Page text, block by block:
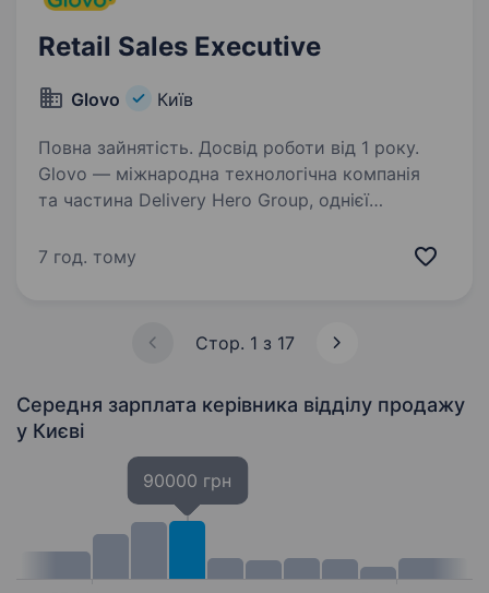
Retail Sales Executive
Glovo Київ
Повна зайнятість. Досвід роботи від 1 року.
Glovo — міжнародна технологічна компанія
та частина Delivery Hero Group, однієї
у світі. Наша місія — робити повсякденне
7 год. тому
Стор. 1 з 17
Середня зарплата керівника відділу продажу
у Києві
90000 грн